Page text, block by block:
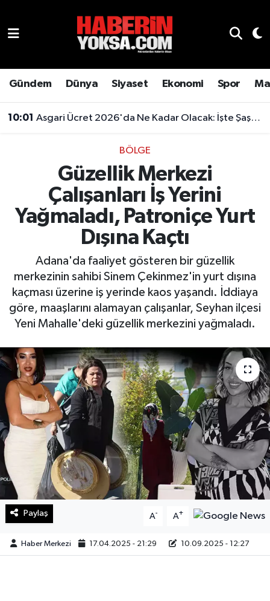
Gündem Dünya Siyaset Ekonomi Spor
10:01 Asgari Ücret 2026'da Ne Kadar Olacak: İşte Şaşırtan Rakam
BÖLGE
Güzellik Merkezi
Çalışanları İş Yerini
Yağmaladı, Patroniçe Yurt
Dışına Kaçtı
Adana'da faaliyet gösteren bir güzellik
merkezinin sahibi Sinem Çekinmez'in yurt dışına
kaçması üzerine iş yerinde kaos yaşandı. İddiaya
göre, maaşlarını alamayan çalışanlar, Seyhan ilçesi
Yeni Mahalle'deki güzellik merkezini yağmaladı.
Paylaş A- A+
Haber Merkezi 17.04.2025 - 21:29 10.09.2025 - 12:27
Genel
Gündem
Otomobil
Sağlık
Teknoloji
Yaşam
Hava Durumu
Son Dakika Haberleri
Haber Arşivi